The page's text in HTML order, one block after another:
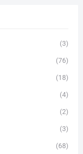
(3)
(76)
(18)
(4)
(2)
(3)
(68)